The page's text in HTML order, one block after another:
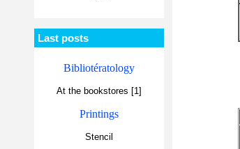
Last posts
Bibliotératology
At the bookstores [1]
Printings
Stencil